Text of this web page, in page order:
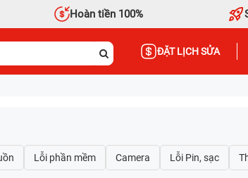
Hoàn tiền 100%
ĐẶT LỊCH SỬA